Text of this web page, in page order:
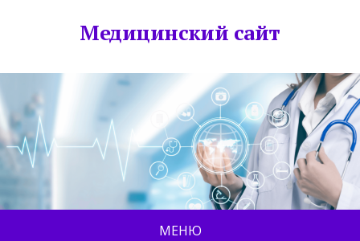
Медицинский сайт
МЕНЮ